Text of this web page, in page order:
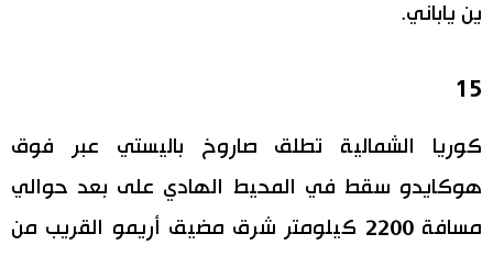
ين ياباني.
15
كوريا الشمالية تطلق صاروخ باليستي عبر فوق
هوكايدو سقط في المحيط الهادي على بعد حوالي
مسافة 2200 كيلومتر شرق مضيق أريمو القريب من